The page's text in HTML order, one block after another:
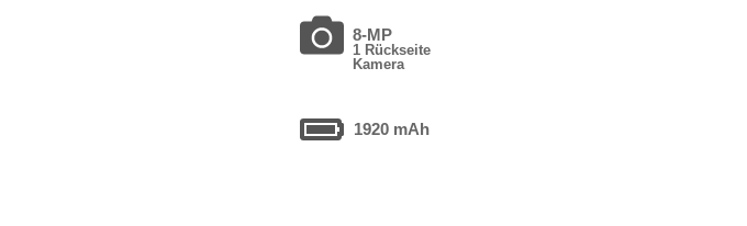
8-MP
1 Rückseite
Kamera
1920 mAh